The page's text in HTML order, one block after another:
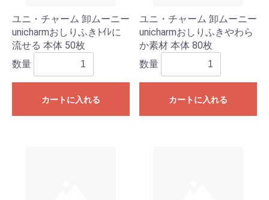
ユニ・チャーム 卸ムーニー
unicharmおしりふきﾄｲﾚに
流せる 本体 50枚
数量
カートに入れる
ユニ・チャーム 卸ムーニー
unicharmおしりふきやわら
か素材 本体 80枚
数量
カートに入れる